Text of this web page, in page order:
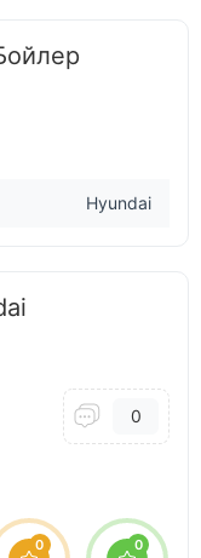
Hyundai
0
0 0